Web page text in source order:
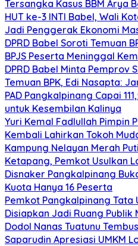
Tersangka Kasus BBM Arya
HUT ke-3 INTI Babel, Wali
Jadi Penggerak Ekonomi
DPRD Babel Soroti Temuan
BPJS Peserta Meninggal
DPRD Babel Minta Pemprov
Temuan BPK, Edi Nasapta:
PAD Pangkalpinang Capai
untuk Kesembilan Kalinya
Yuri Kemal Fadlullah Pimpin
Kembali Lahirkan Tokoh
Kampung Nelayan Merah
Ketapang, Pemkot Usulkan
Disnaker Pangkalpinang
Kuota Hanya 16 Peserta
Pemkot Pangkalpinang Tata
Disiapkan Jadi Ruang Publik
Dodol Nanas Tuatunu
Saparudin Apresiasi UMKM